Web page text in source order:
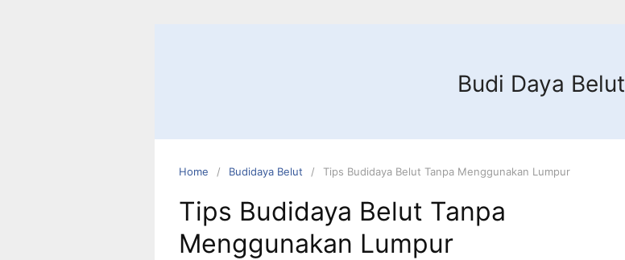
Budi Daya Belut
Home Budidaya Belut Tips Budidaya Belut Tanpa Menggunakan Lumpur
Tips Budidaya Belut Tanpa
Menggunakan Lumpur